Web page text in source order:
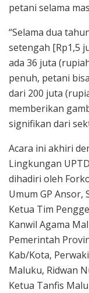
petani selama
“Selama dua
setengah [Rp1,5
ada 36 juta
penuh, petani
dari 200 juta
memberikan
signifikan dari
Acara ini akhiri
Lingkungan
dihadiri oleh
Umum GP Ansor,
Ketua Tim
Kanwil Agama
Pemerintah
Kab/Kota,
Maluku, Ridwan
Ketua Tanfis